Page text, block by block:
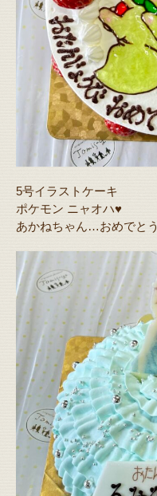
5号イラストケーキ
ポケモン ニャオハ♥️
あかねちゃん…おめでとう